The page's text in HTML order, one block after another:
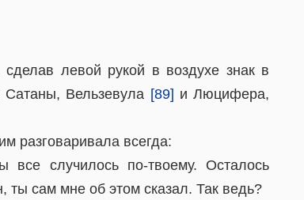
левой рукой в воздухе знак в
Вельзевула [89] и Люцифера,
разговаривала всегда:
случилось по-твоему. Осталось
ты сам мне об этом сказал. Так ведь?